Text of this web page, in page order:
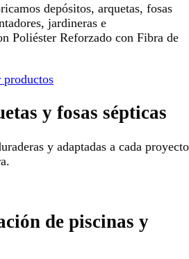
depósitos, arquetas, fosas
jardineras e
Poliéster Reforzado con Fibra de
productos
y fosas sépticas
y adaptadas a cada proyecto
de piscinas y